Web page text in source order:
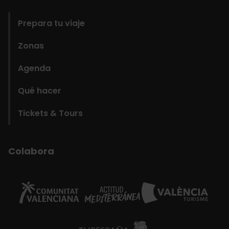
Prepara tu viaje
Zonas
Agenda
Qué hacer
Tickets & Tours
Colabora